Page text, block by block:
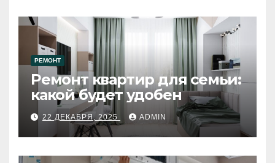
РЕМОНТ
Ремонт квартир для семьи:
какой будет удобен
22 ДЕКАБРЯ, 2025 ADMIN